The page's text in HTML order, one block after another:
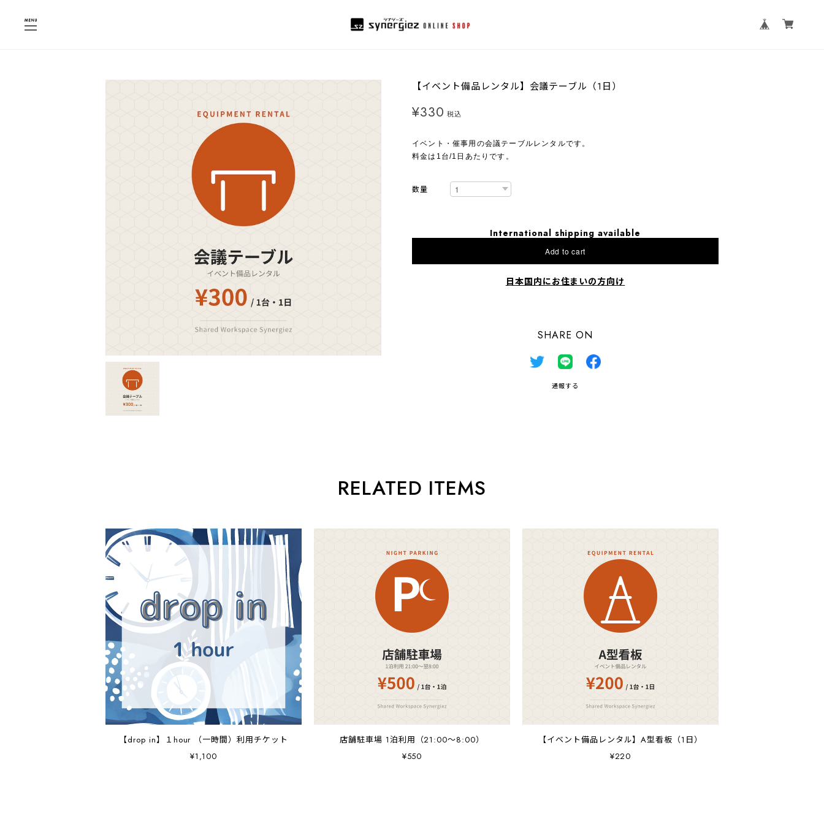
【イベント備品レンタル】会議テーブル（1日）
¥330 税込
イベント・催事用の会議テーブルレンタルです。
料金は1台/1日あたりです。
数量
International shipping available
Add to cart
日本国内にお住まいの方向け
SHARE ON
通報する
RELATED ITEMS
【drop in】１hour （一時間）利用チケット
¥1,100
店舗駐車場 1泊利用（21:00〜8:00）
¥550
【イベント備品レンタル】A型看板（1日）
¥220